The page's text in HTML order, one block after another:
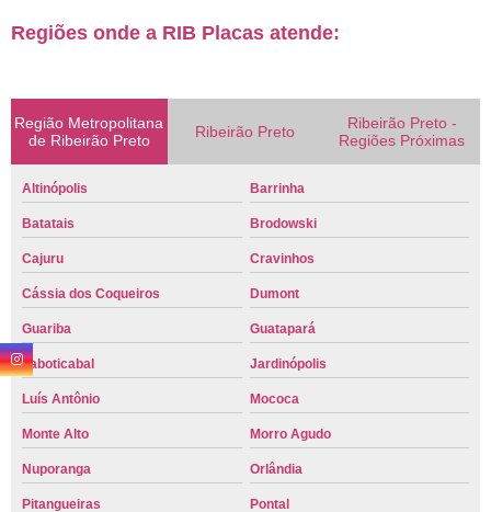
Regiões onde a RIB Placas atende:
Região Metropolitana
de Ribeirão Preto
Ribeirão Preto
Ribeirão Preto -
Regiões Próximas
Altinópolis Barrinha
Batatais Brodowski
Cajuru Cravinhos
Cássia dos Coqueiros Dumont
Guariba Guatapará
Jaboticabal Jardinópolis
Luís Antônio Mococa
Monte Alto Morro Agudo
Nuporanga Orlândia
Pitangueiras Pontal